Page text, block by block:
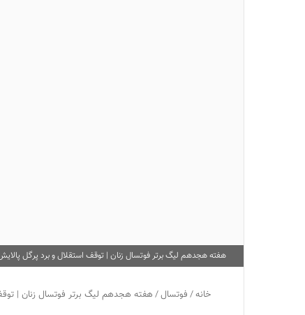
هفته هجدهم لیگ برتر فوتسال زنان | توقف استقلال و برد پرگل
خانه/ فوتسال/ هفته هجدهم لیگ برتر فوتسال زنان |